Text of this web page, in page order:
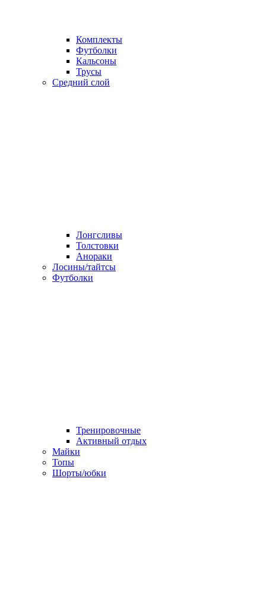
Комплекты
Футболки
Кальсоны
Трусы
Средний слой
Лонгсливы
Толстовки
Анораки
Лосины/тайтсы
Футболки
Тренировочные
Активный отдых
Майки
Топы
Шорты/юбки